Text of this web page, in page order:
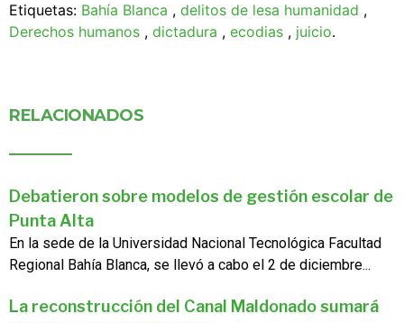
Etiquetas: Bahía Blanca , delitos de lesa humanidad ,
Derechos humanos , dictadura , ecodias , juicio.
RELACIONADOS
Debatieron sobre modelos de gestión escolar de
Punta Alta
En la sede de la Universidad Nacional Tecnológica Facultad
Regional Bahía Blanca, se llevó a cabo el 2 de diciembre...
La reconstrucción del Canal Maldonado sumará